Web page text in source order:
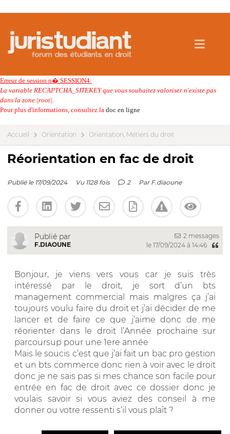
Erreur de session n� SESSION4:
La variable RECAPTCHA_SITEKEY que vous souhaitez valoriser n'existe pas
dans la zone |root|.
Pour plus d'informations, consultez la doc en ligne
Accueil Orientation Orientation, Métiers du droit
Réorientation en fac de droit
Publié le 17/09/2024 Vu 1128 fois 2 Par F.diaoune
Publié par
F.DIAOUNE
2 messages
le 17/09/2024 à 14:46
Bonjour, je viens vers vous car je suis très
intéressé par le droit, je sort d’un bts
management commercial mais malgres ça j’ai
toujours voulu faire du droit et j’ai décider de me
lancer et de faire ce que j’aime donc de me
réorienter dans le droit l’Année prochaine sur
parcoursup pour une 1ere année
Mais le soucis c’est que j’ai fait un bac pro gestion
et un bts commerce donc rien à voir avec le droit
donc je ne sais pas si mes chance son facile pour
entrée en fac de droit avec ce dossier donc je
voulais savoir si vous aviez des conseil à me
donner ou votre ressenti s’il vous plaît ?